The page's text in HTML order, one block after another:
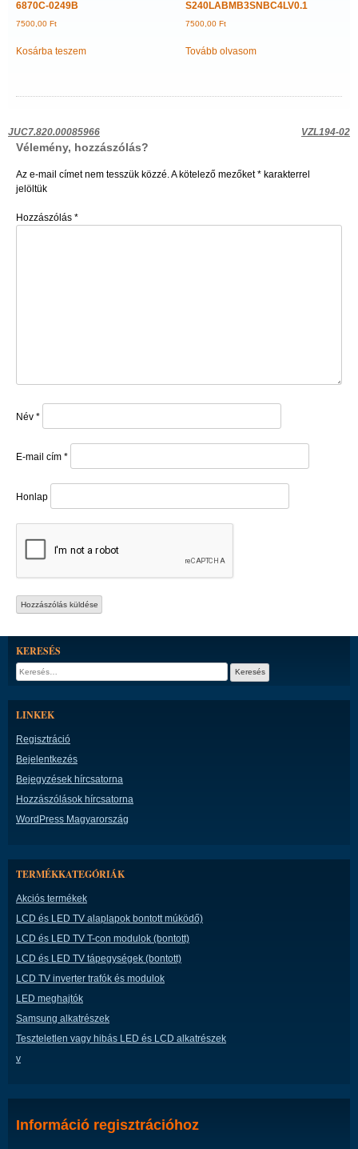
6870C-0249B
7500,00 Ft
Kosárba teszem
S240LABMB3SNBC4LV0.1
7500,00 Ft
Tovább olvasom
Bejegyzés
navigáció
JUC7.820.00085966 VZL194-02
Vélemény, hozzászólás?
Az e-mail címet nem tesszük közzé.A kötelező mezőket* karakterrel
jelöltük
Hozzászólás *
Név *
E-mail cím *
Honlap
KERESÉS
Keresés:
LINKEK
Regisztráció
Bejelentkezés
Bejegyzések hírcsatorna
Hozzászólások hírcsatorna
WordPress Magyarország
TERMÉKKATEGÓRIÁK
Akciós termékek
LCD és LED TV alaplapok bontott múködő)
LCD és LED TV T-con modulok (bontott)
LCD és LED TV tápegységek (bontott)
LCD TV inverter trafók és modulok
LED meghajtók
Samsung alkatrészek
Teszteletlen vagy hibás LED és LCD alkatrészek
v
Információ regisztrációhoz